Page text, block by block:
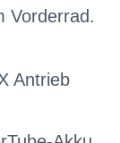
Vorderrad.
Antrieb